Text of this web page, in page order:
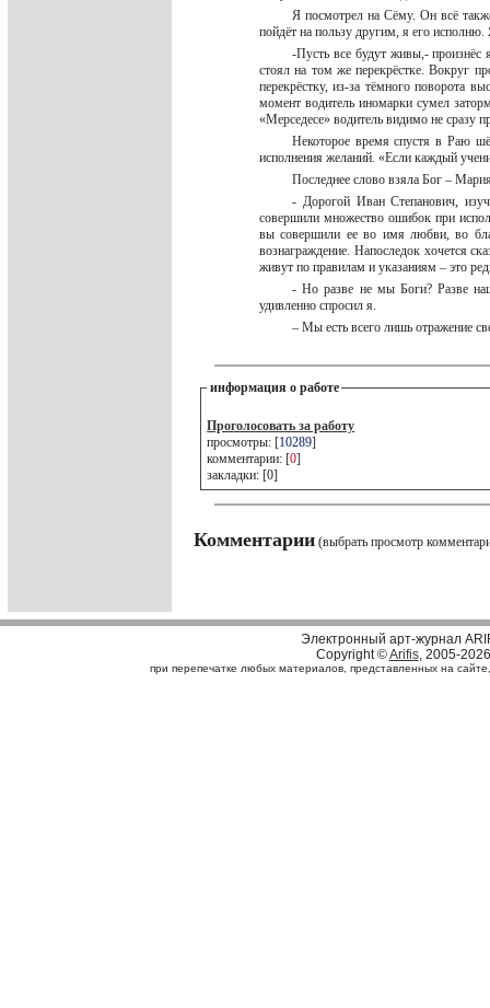
Я посмотрел на Сёму. Он всё
пойдёт на пользу другим, я его
-Пусть все будут живы,- произнёс
стоял на том же перекрёстке. Вокруг
перекрёстку, из-за тёмного поворота
момент водитель иномарки сумел
«Мерседесе» водитель видимо не сразу
Некоторое время спустя в Раю
исполнения желаний. «Если каждый
Последнее слово взяла Бог –
- Дорогой Иван Степанович,
совершили множество ошибок при
вы совершили ее во имя любви, во
вознаграждение. Напоследок хочется
живут по правилам и указаниям – это
- Но разве не мы Боги? Разве
удивленно спросил я.
– Мы есть всего лишь отражение
информация о работе
Проголосовать за работу
просмотры: [10289]
комментарии: [0]
закладки: [0]
Комментарии (выбрать просмотр
Электронный арт-журнал
Copyright ©Arifis, 2005-2026
при перепечатке любых материалов, представленных на